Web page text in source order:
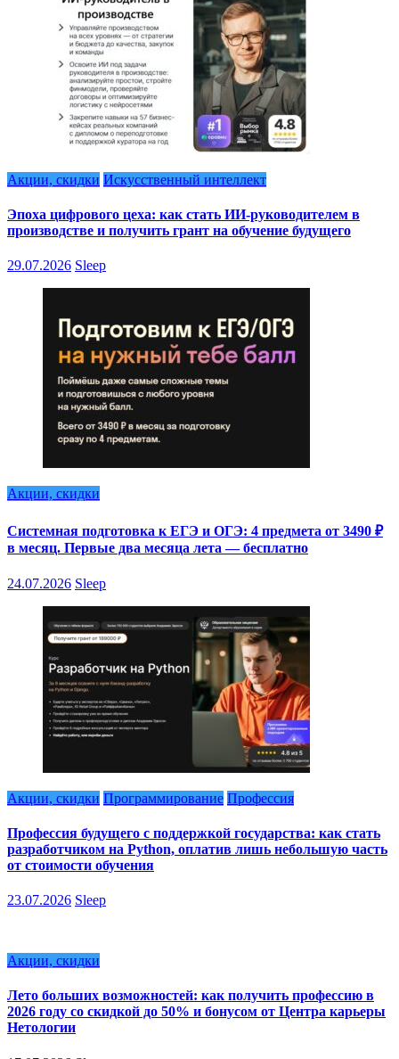
Акции, скидки Искусственный интеллект
Эпоха цифрового цеха: как стать ИИ-руководителем в
производстве и получить грант на обучение будущего
29.07.2026 Sleep
Акции, скидки
Системная подготовка к ЕГЭ и ОГЭ: 4 предмета от 3490 ₽
в месяц. Первые два месяца лета — бесплатно
24.07.2026 Sleep
Акции, скидки Программирование Профессия
Профессия будущего с поддержкой государства: как стать
разработчиком на Python, оплатив лишь небольшую часть
от стоимости обучения
23.07.2026 Sleep
Акции, скидки
Лето больших возможностей: как получить профессию в
2026 году со скидкой до 50% и бонусом от Центра карьеры
Нетологии